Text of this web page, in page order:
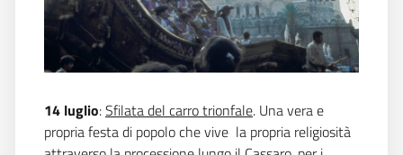
14 luglio:Sfilata del carro trionfale. Una vera e
propria festa di popolo che vive la propria religiosità